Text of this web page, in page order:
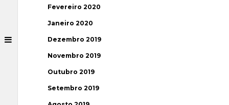
Fevereiro 2020
Janeiro 2020
Dezembro 2019
Novembro 2019
Outubro 2019
Setembro 2019